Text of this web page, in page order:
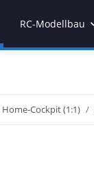
RC-Modellbau
Home-Cockpit (1:1)